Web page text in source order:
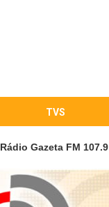
TVS
Rádio Gazeta FM 107.9